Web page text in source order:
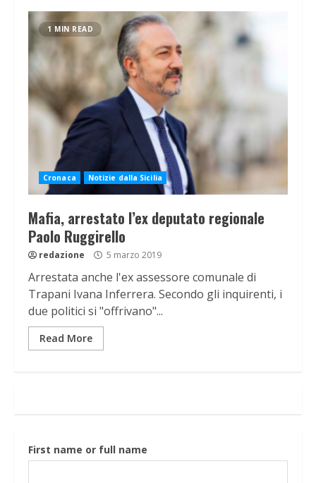
1 MIN READ
Cronaca Notizie dalla Sicilia
Mafia, arrestato l’ex deputato regionale
Paolo Ruggirello
redazione 5 marzo 2019
Arrestata anche l'ex assessore comunale di
Trapani Ivana Inferrera. Secondo gli inquirenti, i
due politici si "offrivano"...
Read More
First name or full name